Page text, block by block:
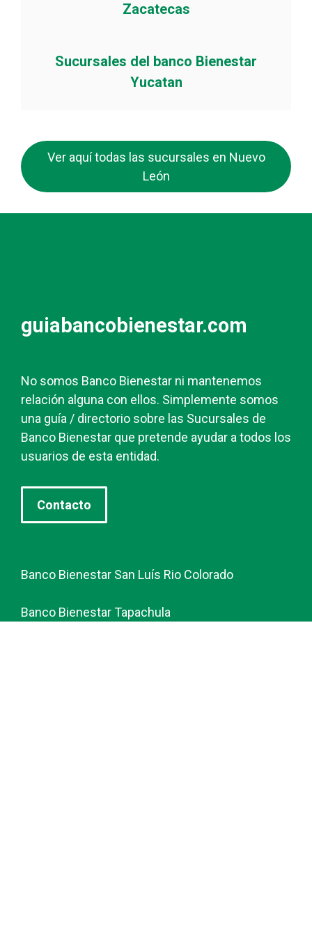
Zacatecas
Sucursales del banco Bienestar
Yucatan
Ver aquí todas las sucursales en Nuevo
León
guiabancobienestar.com
No somos Banco Bienestar ni mantenemos
relación alguna con ellos. Simplemente somos
una guía / directorio sobre las Sucursales de
Banco Bienestar que pretende ayudar a todos los
usuarios de esta entidad.
Contacto
Banco Bienestar San Luís Rio Colorado
Banco Bienestar Tapachula